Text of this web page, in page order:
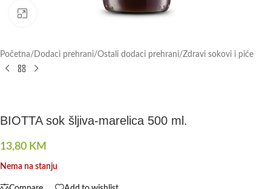
Početna/ Dodaci prehrani/Ostali dodaci prehrani/Zdravi sokovi i piće
BIOTTA sok šljiva-marelica 500 ml.
13,80 KM
Nema na stanju